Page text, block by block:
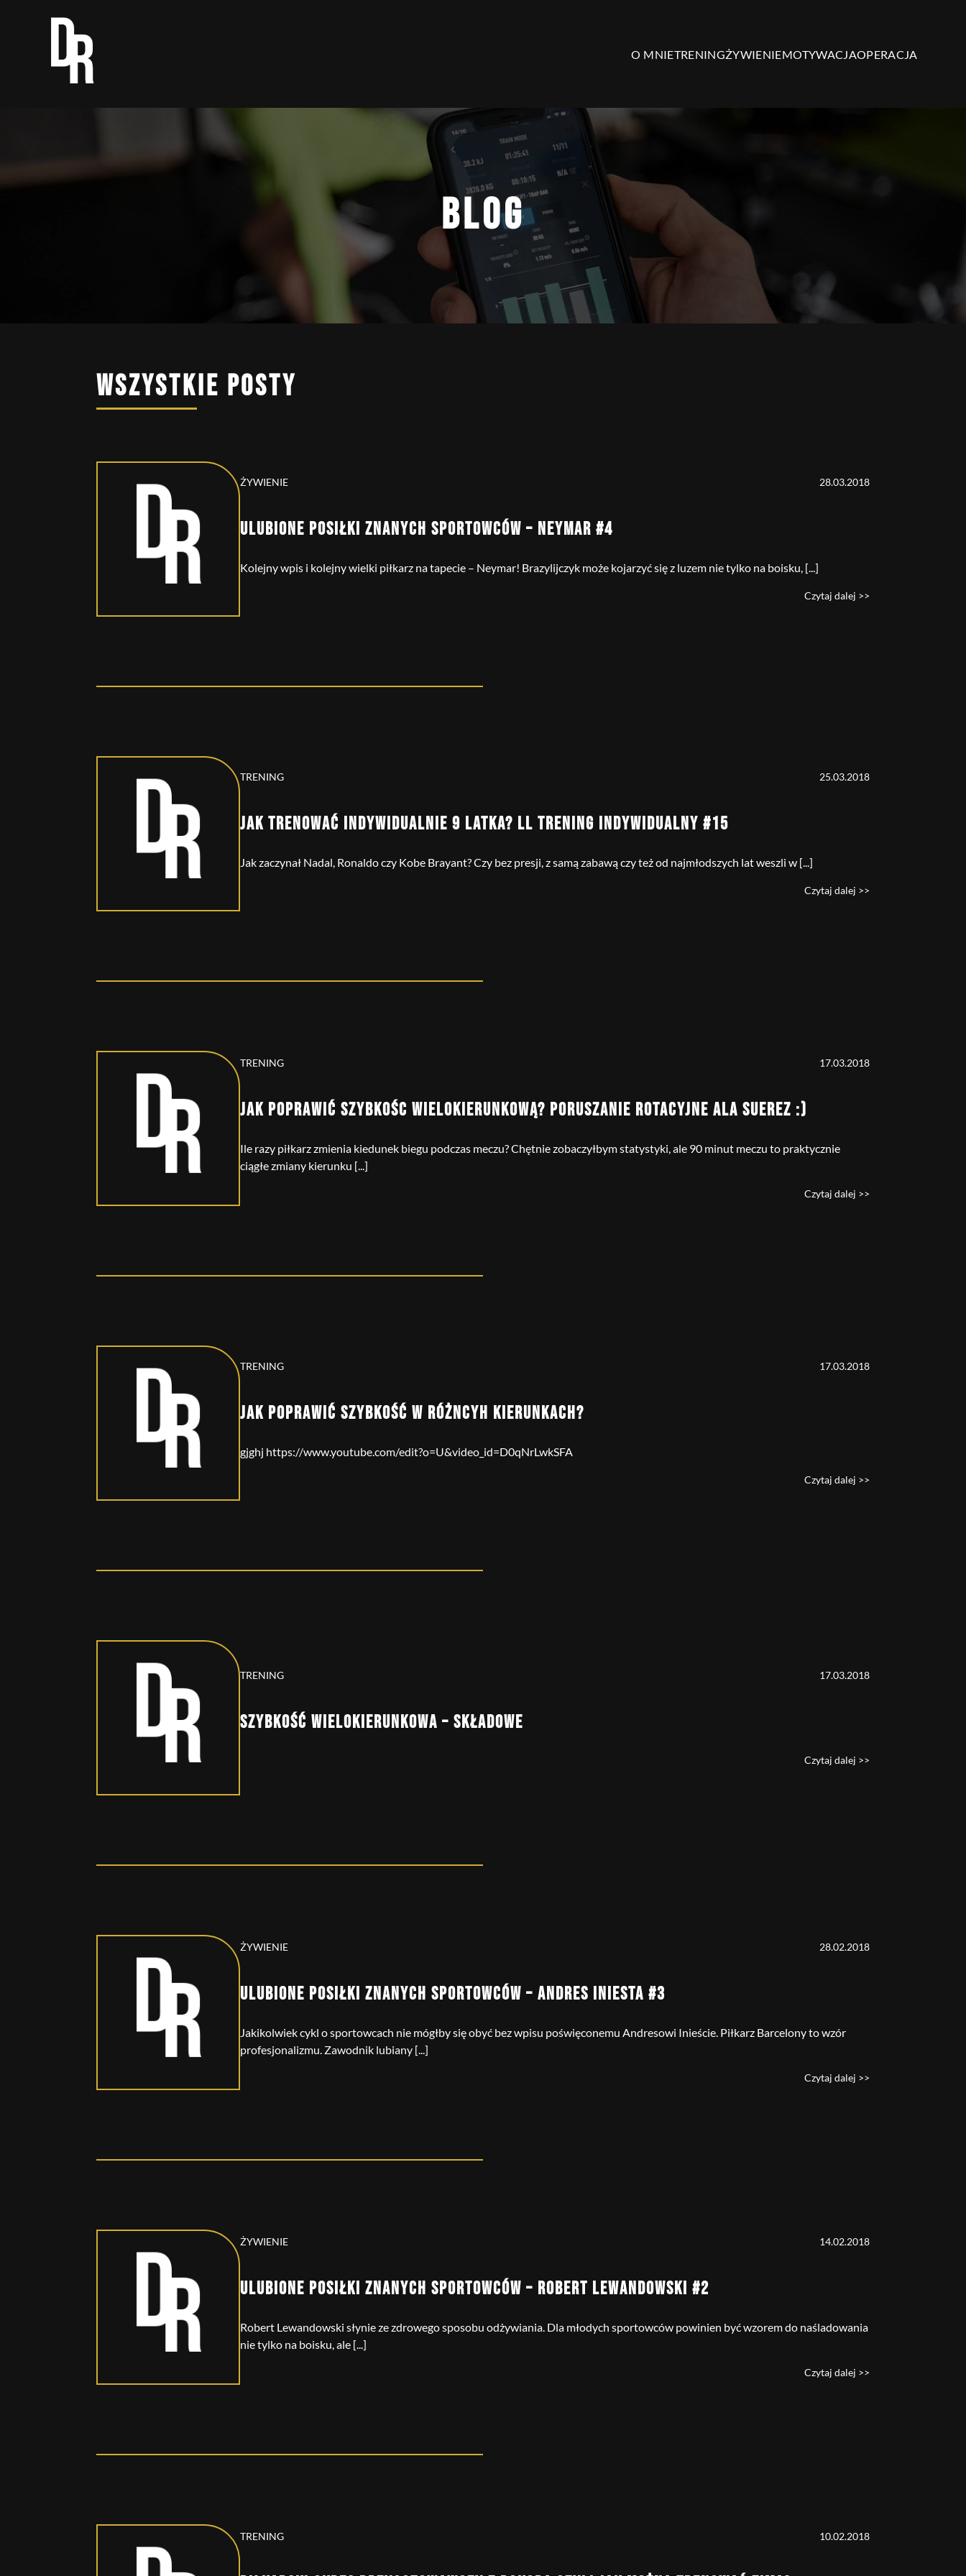
O MNIETRENINGŻYWIENIEMOTYWACJAOPERACJA
BLOG
WSZYSTKIE POSTY
ŻYWIENIE 28.03.2018
ULUBIONE POSIŁKI ZNANYCH SPORTOWCÓW – NEYMAR #4
Kolejny wpis i kolejny wielki piłkarz na tapecie – Neymar! Brazylijczyk może kojarzyć się z luzem nie tylko na boisku, [...]
Czytaj dalej >>
TRENING 25.03.2018
JAK TRENOWAĆ INDYWIDUALNIE 9 LATKA? LL TRENING INDYWIDUALNY #15
Jak zaczynał Nadal, Ronaldo czy Kobe Brayant? Czy bez presji, z samą zabawą czy też od najmłodszych lat weszli w [...]
Czytaj dalej >>
TRENING 17.03.2018
JAK POPRAWIĆ SZYBKOŚC WIELOKIERUNKOWĄ? PORUSZANIE ROTACYJNE ALA SUEREZ :)
Ile razy piłkarz zmienia kiedunek biegu podczas meczu? Chętnie zobaczyłbym statystyki, ale 90 minut meczu to praktycznie
ciągłe zmiany kierunku [...]
Czytaj dalej >>
TRENING 17.03.2018
JAK POPRAWIĆ SZYBKOŚĆ W RÓŻNCYH KIERUNKACH?
gjghj https://www.youtube.com/edit?o=U&video_id=D0qNrLwkSFA
Czytaj dalej >>
TRENING 17.03.2018
SZYBKOŚĆ WIELOKIERUNKOWA – SKŁADOWE
Czytaj dalej >>
ŻYWIENIE 28.02.2018
ULUBIONE POSIŁKI ZNANYCH SPORTOWCÓW – ANDRES INIESTA #3
Jakikolwiek cykl o sportowcach nie mógłby się obyć bez wpisu poświęconemu Andresowi Inieście. Piłkarz Barcelony to wzór
profesjonalizmu. Zawodnik lubiany [...]
Czytaj dalej >>
ŻYWIENIE 14.02.2018
ULUBIONE POSIŁKI ZNANYCH SPORTOWCÓW – ROBERT LEWANDOWSKI #2
Robert Lewandowski słynie ze zdrowego sposobu odżywiania. Dla młodych sportowców powinien być wzorem do naśladowania
nie tylko na boisku, ale [...]
Czytaj dalej >>
TRENING 10.02.2018